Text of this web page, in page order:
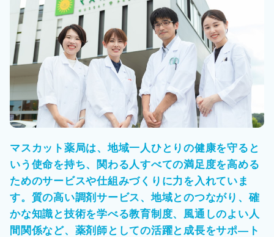
マスカット薬局は、地域一人ひとりの健康を守ると
いう使命を持ち、関わる人すべての満足度を高める
ためのサービスや仕組みづくりに力を入れていま
す。質の高い調剤サービス、地域とのつながり、確
かな知識と技術を学べる教育制度、風通しのよい人
間関係など、薬剤師としての活躍と成長をサポ―ト